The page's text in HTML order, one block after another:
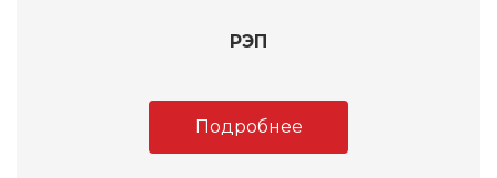
РЭП
Подробнее